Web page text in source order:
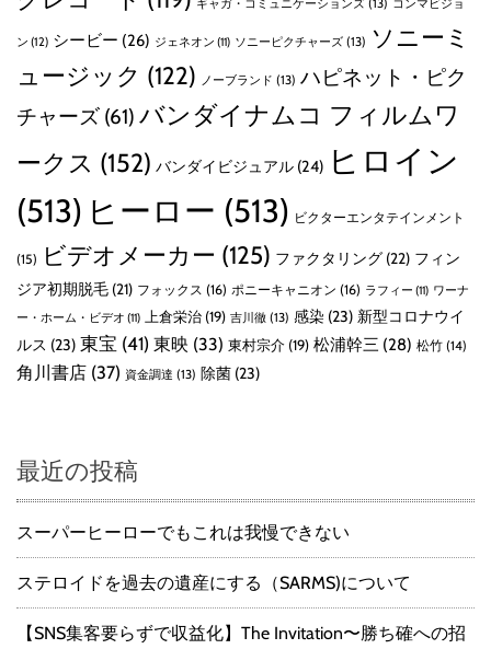
ギャガ・コミュニケーションズ (13) コンマビジョ
ン (12) シービー (26) ジェネオン (11) ソニーピクチャーズ (13) ソニーミ
ュージック (122) ノーブランド (13) ハピネット・ピク
チャーズ (61) バンダイナムコ フィルムワ
ークス (152) バンダイビジュアル (24) ヒロイン
(513) ヒーロー (513) ビクターエンタテインメント
(15) ビデオメーカー (125) ファクタリング (22) フィン
ジア初期脱毛 (21) フォックス (16) ポニーキャニオン (16) ラフィー (11) ワーナ
ー・ホーム・ビデオ (11) 上倉栄治 (19) 吉川徹 (13) 感染 (23) 新型コロナウイ
ルス (23) 東宝 (41) 東映 (33) 東村宗介 (19) 松浦幹三 (28) 松竹 (14)
角川書店 (37) 資金調達 (13) 除菌 (23)
最近の投稿
スーパーヒーローでもこれは我慢できない
ステロイドを過去の遺産にする（SARMS)について
【SNS集客要らずで収益化】The Invitation〜勝ち確への招